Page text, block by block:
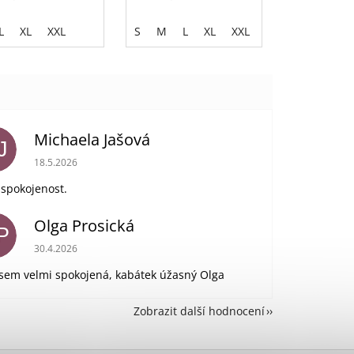
L XL XXL S M L XL XXL
Michaela Jašová
Hodnocení obchodu je 5 z 5 hvězdiček.
18.5.2026
Olga Prosická
Hodnocení obchodu je 5 z 5 hvězdiček.
30.4.2026
velmi spokojená, kabátek úžasný Olga
Zobrazit další hodnocení